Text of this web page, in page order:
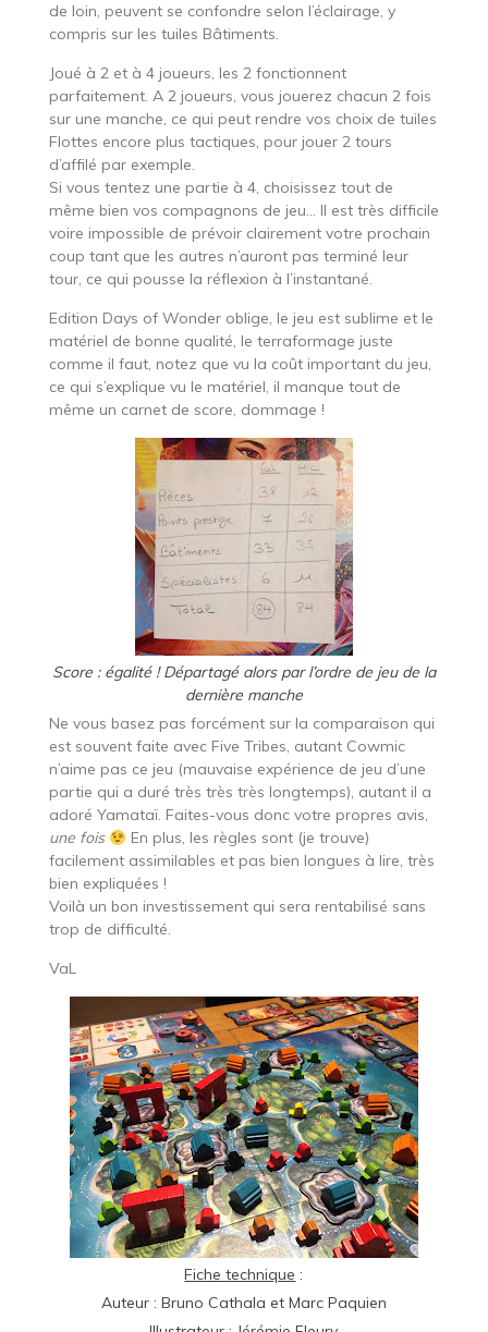
de loin, peuvent se confondre selon l’éclairage, y
compris sur les tuiles Bâtiments.
Joué à 2 et à 4 joueurs, les 2 fonctionnent
parfaitement. A 2 joueurs, vous jouerez chacun 2 fois
sur une manche, ce qui peut rendre vos choix de tuiles
Flottes encore plus tactiques, pour jouer 2 tours
d’affilé par exemple.
Si vous tentez une partie à 4, choisissez tout de
même bien vos compagnons de jeu… Il est très difficile
voire impossible de prévoir clairement votre prochain
coup tant que les autres n’auront pas terminé leur
tour, ce qui pousse la réflexion à l’instantané.
Edition Days of Wonder oblige, le jeu est sublime et le
matériel de bonne qualité, le terraformage juste
comme il faut, notez que vu la coût important du jeu,
ce qui s’explique vu le matériel, il manque tout de
même un carnet de score, dommage !
Score : égalité ! Départagé alors par l’ordre de jeu de la
dernière manche
Ne vous basez pas forcément sur la comparaison qui
est souvent faite avec Five Tribes, autant Cowmic
n’aime pas ce jeu (mauvaise expérience de jeu d’une
partie qui a duré très très très longtemps), autant il a
adoré Yamataï. Faites-vous donc votre propres avis,
une fois
En plus, les règles sont (je trouve)
facilement assimilables et pas bien longues à lire, très
bien expliquées !
Voilà un bon investissement qui sera rentabilisé sans
trop de difficulté.
VaL
Fiche technique :
Auteur : Bruno Cathala et Marc Paquien